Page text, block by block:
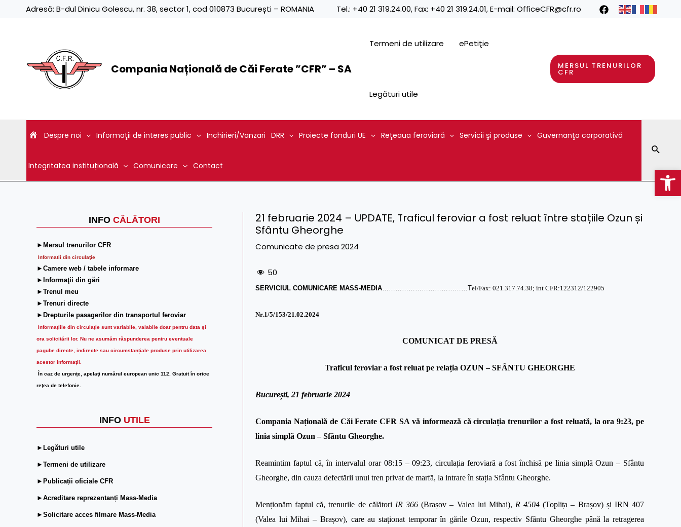
Adresă: B-dul Dinicu Golescu, nr. 38, sector 1, cod 010873 București – ROMANIA Tel.: +40 21 319.24.00, Fax: +40 21 319.24.01, E-mail: OfficeCFR@cfr.ro
Compania Națională de Căi Ferate ”CFR” – SA
Termeni de utilizare ePetiţie
Legături utile
MERSUL TRENURILOR
CFR
Despre noi Informaţii de interes public Inchirieri/Vanzari DRR Proiecte fonduri UE Reţeaua feroviară Servicii şi produse Guvernanţa corporativă
Integritatea instituțională Comunicare Contact
INFO CĂLĂTORI
►Mersul trenurilor CFR
Informatii din circulaţie
►Camere web / tabele informare
►Informaţii din gări
►Trenul meu
►Trenuri directe
►Drepturile pasagerilor din transportul feroviar
Informaţiile din circulaţie sunt variabile, valabile doar pentru data şi
ora solicitării lor. Nu ne asumăm răspunderea pentru eventuale
pagube directe, indirecte sau circumstanțiale produse prin utilizarea
acestor informații.
În caz de urgenţe, apelaţi numărul european unic 112. Gratuit în orice
reţea de telefonie.
INFO UTILE
►Legături utile
►Termeni de utilizare
►Publicații oficiale CFR
►Acreditare reprezentanți Mass-Media
►Solicitare acces filmare Mass-Media
21 februarie 2024 – UPDATE, Traficul feroviar a fost reluat între stațiile Ozun și
Sfântu Gheorghe
Comunicate de presa 2024
50
SERVICIUL COMUNICARE MASS-MEDIA …………………………………Tel/Fax: 021.317.74.38; int CFR:122312/122905
Nr.1/5/153/21.02.2024
COMUNICAT DE PRESĂ
Traficul feroviar a fost reluat pe relația OZUN – SFÂNTU GHEORGHE
București, 21 februarie 2024
Compania Națională de Căi Ferate CFR SA vă informează că circulația trenurilor a fost reluată, la ora 9:23, pe
linia simplă Ozun – Sfântu Gheorghe.
Reamintim faptul că, în intervalul orar 08:15 – 09:23, circulația feroviară a fost închisă pe linia simplă Ozun – Sfântu
Gheorghe, din cauza defectării unui tren privat de marfă, la intrare în stația Sfântu Gheorghe.
Menționăm faptul că, trenurile de călători IR 366 (Brașov – Valea lui Mihai), R 4504(Toplița – Brașov) și IRN 407
(Valea lui Mihai – Brașov), care au staționat temporar în gările Ozun, respectiv Sfântu Gheorghe până la retragerea